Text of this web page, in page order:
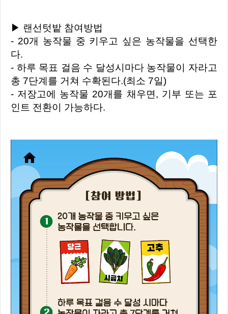
▶ 랜선텃밭 참여방법
- 20개 농작물 중 키우고 싶은 농작물을 선택한
다.
- 하루 목표 걸음 수 달성시마다 농작물이 자라고
총 7단계를 거쳐 수확된다.(최소 7일)
- 저장고에 농작물 20개를 채우면, 기부 또는 포
인트 전환이 가능하다.